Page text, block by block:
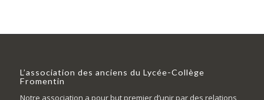
L’association des anciens du Lycée-Collège
Fromentin